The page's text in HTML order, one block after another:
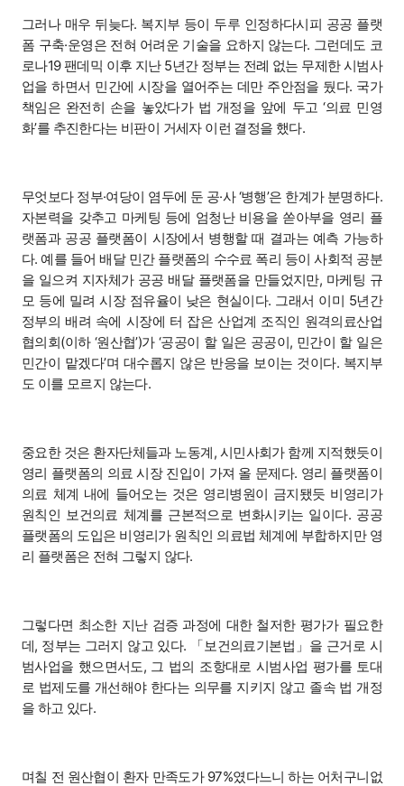
그러나 매우 뒤늦다. 복지부 등이 두루 인정하다시피 공공 플랫
폼 구축·운영은 전혀 어려운 기술을 요하지 않는다. 그런데도 코
로나19 팬데믹 이후 지난 5년간 정부는 전례 없는 무제한 시범사
업을 하면서 민간에 시장을 열어주는 데만 주안점을 뒀다. 국가
책임은 완전히 손을 놓았다가 법 개정을 앞에 두고 ‘의료 민영
화’를 추진한다는 비판이 거세자 이런 결정을 했다.
무엇보다 정부·여당이 염두에 둔 공·사 ‘병행’은 한계가 분명하다.
자본력을 갖추고 마케팅 등에 엄청난 비용을 쏟아부을 영리 플
랫폼과 공공 플랫폼이 시장에서 병행할 때 결과는 예측 가능하
다. 예를 들어 배달 민간 플랫폼의 수수료 폭리 등이 사회적 공분
을 일으켜 지자체가 공공 배달 플랫폼을 만들었지만, 마케팅 규
모 등에 밀려 시장 점유율이 낮은 현실이다. 그래서 이미 5년간
정부의 배려 속에 시장에 터 잡은 산업계 조직인 원격의료산업
협의회(이하 ‘원산협’)가 ‘공공이 할 일은 공공이, 민간이 할 일은
민간이 맡겠다’며 대수롭지 않은 반응을 보이는 것이다. 복지부
도 이를 모르지 않는다.
중요한 것은 환자단체들과 노동계, 시민사회가 함께 지적했듯이
영리 플랫폼의 의료 시장 진입이 가져 올 문제다. 영리 플랫폼이
의료 체계 내에 들어오는 것은 영리병원이 금지됐듯 비영리가
원칙인 보건의료 체계를 근본적으로 변화시키는 일이다. 공공
플랫폼의 도입은 비영리가 원칙인 의료법 체계에 부합하지만 영
리 플랫폼은 전혀 그렇지 않다.
그렇다면 최소한 지난 검증 과정에 대한 철저한 평가가 필요한
데, 정부는 그러지 않고 있다. 「보건의료기본법」을 근거로 시
범사업을 했으면서도, 그 법의 조항대로 시범사업 평가를 토대
로 법제도를 개선해야 한다는 의무를 지키지 않고 졸속 법 개정
을 하고 있다.
며칠 전 원산협이 환자 만족도가 97%였다느니 하는 어처구니없